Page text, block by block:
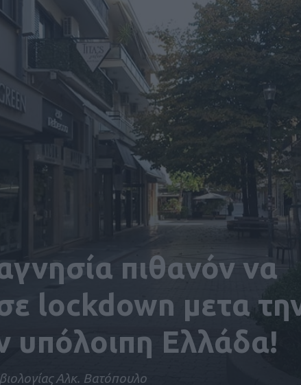
ΑΓΩΝ
πιθανόν να
lockdown μετα
υπόλοιπη Ελλάδα!
Αλκ. Βατόπουλο